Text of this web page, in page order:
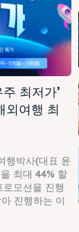
최저가’
외여행 최
행박사(대표 윤
최대 44% 할
로모션을 진행
진행하는 이